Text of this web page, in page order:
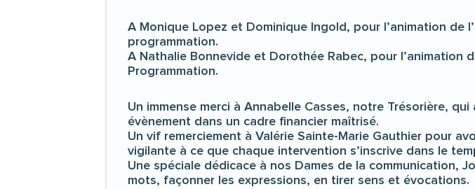
A Monique Lopez et Dominique Ingold, pour l’animation de
programmation.
A Nathalie Bonnevide et Dorothée Rabec, pour l’animation
Programmation.
Un immense merci à Annabelle Casses, notre Trésorière,
évènement dans un cadre financier maîtrisé.
Un vif remerciement à Valérie Sainte-Marie Gauthier pour
vigilante à ce que chaque intervention s’inscrive dans le
Une spéciale dédicace à nos Dames de la communication,
mots, façonner les expressions, en tirer sens et évocations.